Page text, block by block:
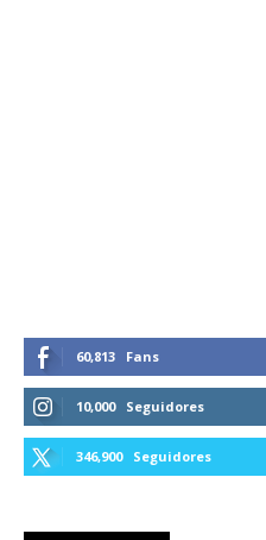
60,813 Fans
10,000 Seguidores
346,900 Seguidores